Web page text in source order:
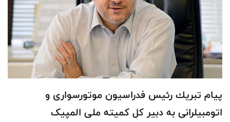
پيام تبريك رئيس فدراسيون موتورسواری و
اتومبیلرانی به دبير كل كميته ملی المپیک